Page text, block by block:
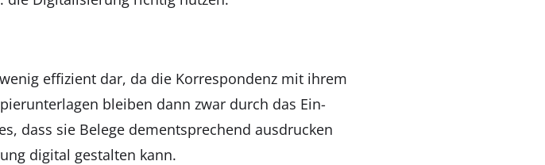
effi­zi­ent dar, da die Kor­re­spon­denz mit ihrem
blei­ben dann zwar durch das Ein­
dass sie Bele­ge dem­entspre­chend aus­dru­cken
digi­tal gestal­ten kann.